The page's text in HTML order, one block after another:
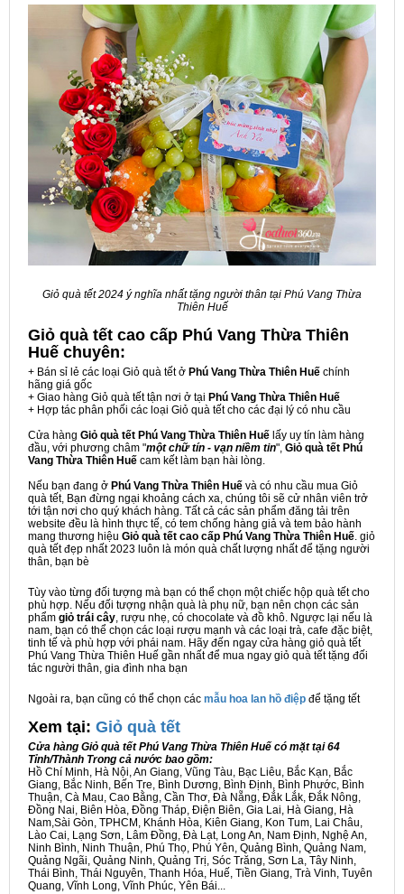
Giỏ quà tết 2024 ý nghĩa nhất tặng người thân tại Phú Vang Thừa
Thiên Huế
Giỏ quà tết cao cấp Phú Vang Thừa Thiên
Huế chuyên:
+ Bán sỉ lẻ các loại Giỏ quà tết ở Phú Vang Thừa Thiên Huế chính
hãng giá gốc
+ Giao hàng Giỏ quà tết tận nơi ở tại Phú Vang Thừa Thiên Huế
+ Hợp tác phân phối các loại Giỏ quà tết cho các đại lý có nhu cầu
Cửa hàng Giỏ quà tết Phú Vang Thừa Thiên Huế lấy uy tín làm hàng
đầu, với phương châm "một chữ tín - vạn niềm tin", Giỏ quà tết Phú
Vang Thừa Thiên Huế cam kết làm bạn hài lòng.
Nếu bạn đang ở Phú Vang Thừa Thiên Huế và có nhu cầu mua Giỏ
quà tết, Bạn đừng ngại khoảng cách xa, chúng tôi sẽ cử nhân viên trở
tới tận nơi cho quý khách hàng. Tất cả các sản phẩm đăng tải trên
website đều là hình thực tế, có tem chống hàng giả và tem bảo hành
mang thương hiệu Giỏ quà tết cao cấp Phú Vang Thừa Thiên Huế. giỏ
quà tết đẹp nhất 2023 luôn là món quà chất lượng nhất để tặng người
thân, bạn bè
Tùy vào từng đối tượng mà bạn có thể chọn một chiếc hộp quà tết cho
phù hợp. Nếu đối tượng nhận quà là phụ nữ, bạn nên chọn các sản
phẩm giỏ trái cây, rượu nhẹ, có chocolate và đồ khô. Ngược lại nếu là
nam, bạn có thể chọn các loại rượu mạnh và các loại trà, cafe đặc biệt,
tinh tế và phù hợp với phái nam. Hãy đến ngay cửa hàng giỏ quà tết
Phú Vang Thừa Thiên Huế gần nhất để mua ngay giỏ quà tết tặng đối
tác người thân, gia đình nha bạn
Ngoài ra, bạn cũng có thể chọn các mẫu hoa lan hồ điệp để tặng tết
Xem tại: Giỏ quà tết
Cửa hàng Giỏ quà tết Phú Vang Thừa Thiên Huế có mặt tại 64
Tỉnh/Thành Trong cả nước bao gồm:
Hồ Chí Minh, Hà Nội, An Giang, Vũng Tàu, Bạc Liêu, Bắc Kạn, Bắc
Giang, Bắc Ninh, Bến Tre, Bình Dương, Bình Định, Bình Phước, Bình
Thuận, Cà Mau, Cao Bằng, Cần Thơ, Đà Nẵng, Đắk Lắk, Đắk Nông,
Đồng Nai, Biên Hòa, Đồng Tháp, Điện Biên, Gia Lai, Hà Giang, Hà
Nam,Sài Gòn, TPHCM, Khánh Hòa, Kiên Giang, Kon Tum, Lai Châu,
Lào Cai, Lạng Sơn, Lâm Đồng, Đà Lạt, Long An, Nam Định, Nghệ An,
Ninh Bình, Ninh Thuận, Phú Thọ, Phú Yên, Quảng Bình, Quảng Nam,
Quảng Ngãi, Quảng Ninh, Quảng Trị, Sóc Trăng, Sơn La, Tây Ninh,
Thái Bình, Thái Nguyên, Thanh Hóa, Huế, Tiền Giang, Trà Vinh, Tuyên
Quang, Vĩnh Long, Vĩnh Phúc, Yên Bái...